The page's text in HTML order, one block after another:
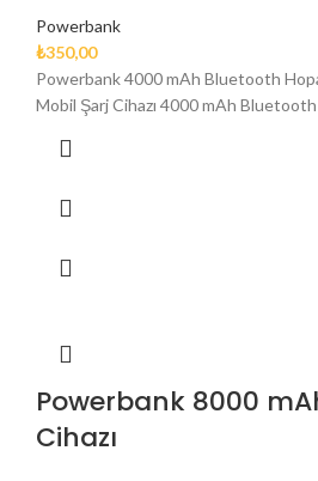
Powerbank
₺350,00
Powerbank 4000 mAh Bluetooth
Mobil Şarj Cihazı 4000 mAh
Powerbank 8000
Cihazı